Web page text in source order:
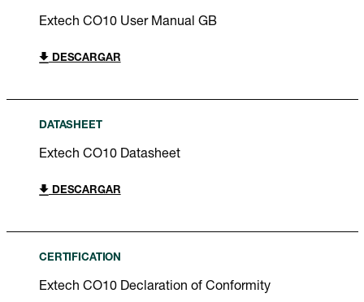
Extech CO10 User Manual GB
DESCARGAR
DATASHEET
Extech CO10 Datasheet
DESCARGAR
CERTIFICATION
Extech CO10 Declaration of Conformity